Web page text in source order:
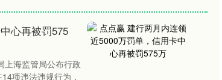
心再被罚575
上海监管局公布行政
项违法违规行为，